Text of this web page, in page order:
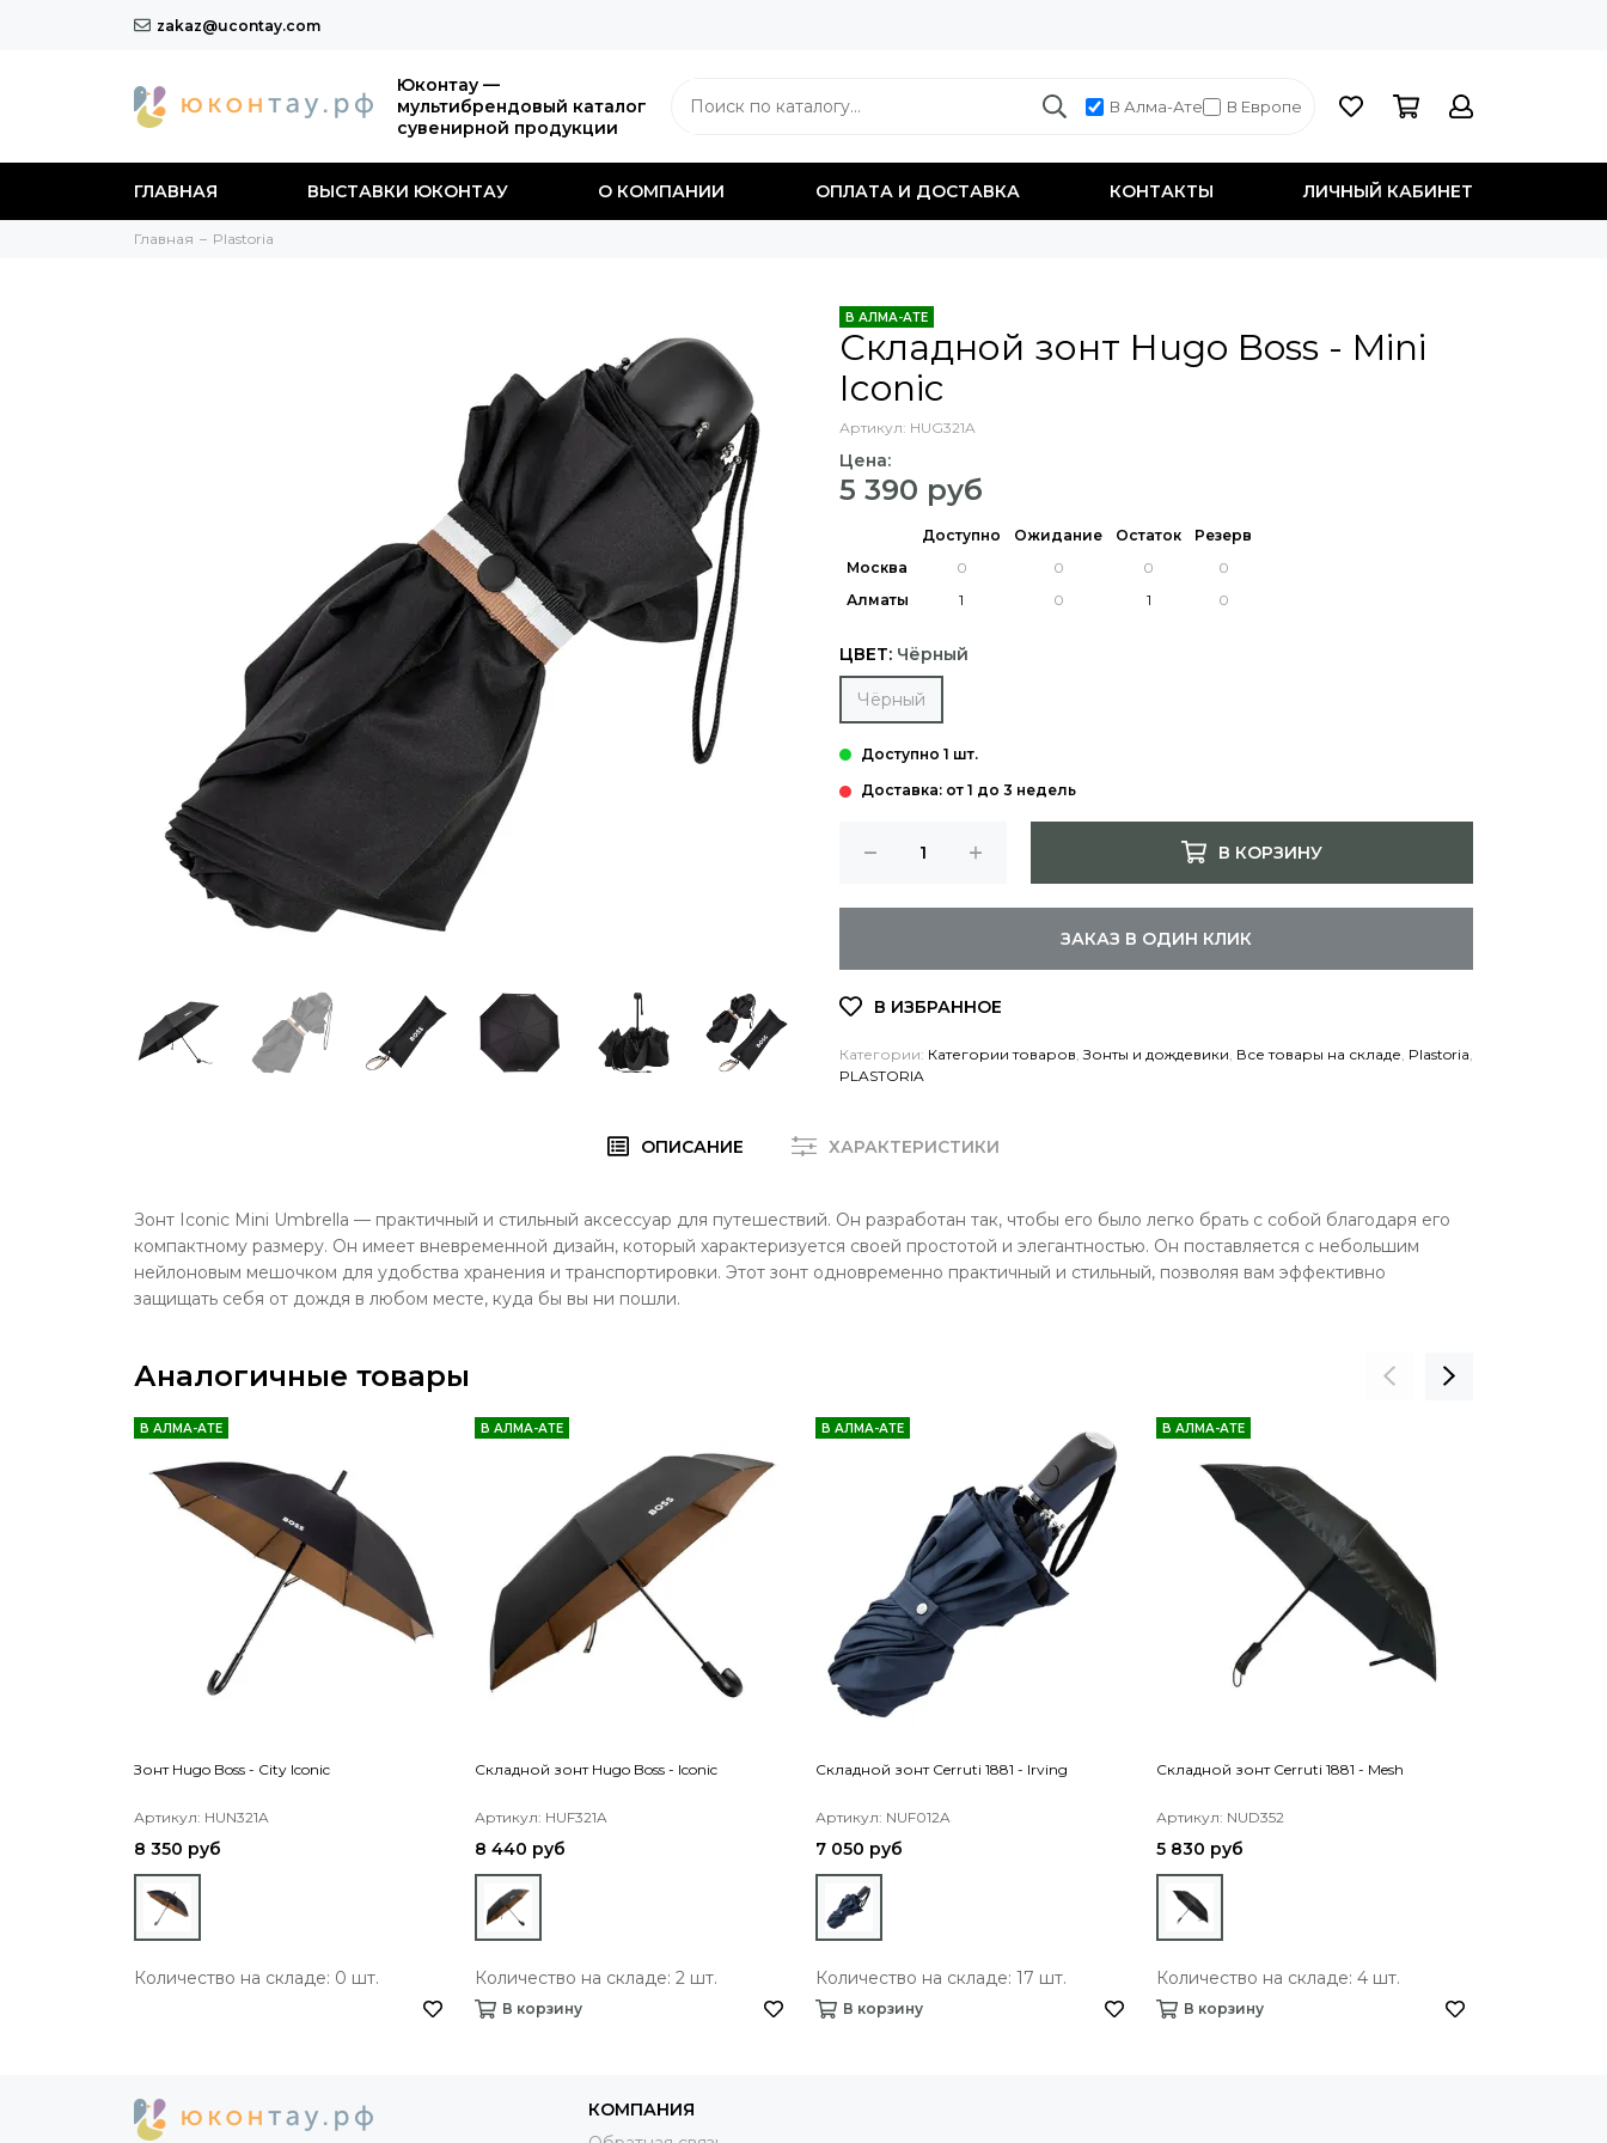
zakaz@ucontay.com
Юконтау —
мультибрендовый каталог
сувенирной продукции
В Алма-Ате В Европе
ГЛАВНАЯ ВЫСТАВКИ ЮКОНТАУ О КОМПАНИИ ОПЛАТА И ДОСТАВКА КОНТАКТЫ ЛИЧНЫЙ КАБИНЕТ
Главная Plastoria
В АЛМА-АТЕ
Складной зонт Hugo Boss - Mini
Iconic
Артикул: HUG321A
Цена:
5 390 руб
Доступно Ожидание Остаток
Резерв
Москва
Алматы
ЦВЕТ: Чёрный
Чёрный
Доставка: от 1 до 3 недель
В КОРЗИНУ
ЗАКАЗ В ОДИН КЛИК
Категории: Категории товаров ,Зонты и дождевики Все товары на складе Plastoria
PLASTORIA
ОПИСАНИЕ ХАРАКТЕРИСТИКИ
Зонт Iconic Mini Umbrella — практичный и стильный аксессуар для путешествий. Он разработан так, чтобы его было легко брать с собой благодаря его
компактному размеру. Он имеет вневременной дизайн, который характеризуется своей простотой и элегантностью. Он поставляется с небольшим
нейлоновым мешочком для удобства хранения и транспортировки. Этот зонт одновременно практичный и стильный, позволяя вам эффективно
защищать себя от дождя в любом месте, куда бы вы ни пошли.
Аналогичные товары
В АЛМА-АТЕ
Зонт Hugo Boss - City Iconic
Артикул: HUN321A
8 350 руб
Количество на складе: 0 шт.
В АЛМА-АТЕ
Складной зонт Hugo Boss - Iconic
Артикул: HUF321A
8 440 руб
Количество на складе: 2 шт.
В корзину
В АЛМА-АТЕ
Складной зонт Cerruti 1881 - Irving
Артикул: NUF012A
7 050 руб
Количество на складе: 17 шт.
В корзину
В АЛМА-АТЕ
Складной зонт Cerruti 1881 - Mesh
Артикул: NUD352
5 830 руб
Количество на складе: 4 шт.
В корзину
КОМПАНИЯ